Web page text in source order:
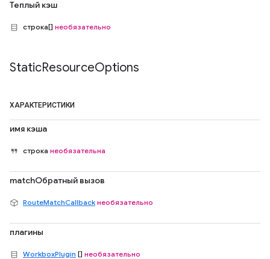
Теплый кэш
строка[] необязательно
StaticResourceOptions
ХАРАКТЕРИСТИКИ
имя кэша
строка необязательна
matchОбратный вызов
RouteMatchCallback необязательно
плагины
WorkboxPlugin [] необязательно